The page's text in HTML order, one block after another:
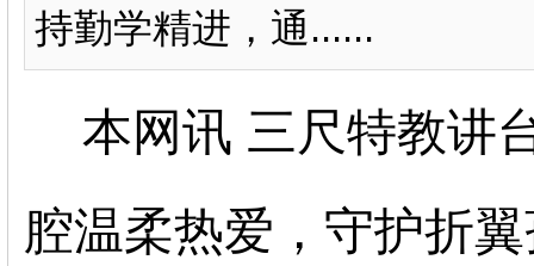
持勤学精进，通......
本网讯 三尺特教讲
腔温柔热爱，守护折